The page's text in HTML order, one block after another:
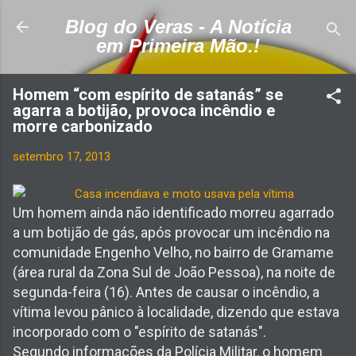
Pular para o conteúdo principal
Blog do Veras - A Notícia
em Primeira Mão.!
Homem “com espírito de satanás” se
agarra a botijão, provoca incêndio e
morre carbonizado
setembro 17, 2013
Um homem ainda não identificado morreu agarrado
a um botijão de gás, após provocar um incêndio na
comunidade Engenho Velho, no bairro de Gramame
(área rural da Zona Sul de João Pessoa), na noite de
segunda-feira (16). Antes de causar o incêndio, a
vítima levou pânico à localidade, dizendo que estava
incorporado com o "espírito de satanás".
Segundo informações da Polícia Militar, o homem